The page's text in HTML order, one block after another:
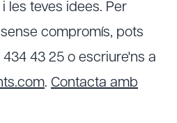
les teves idees. Per
compromís, pots
43 25 o escriure'ns a
. Contacta amb